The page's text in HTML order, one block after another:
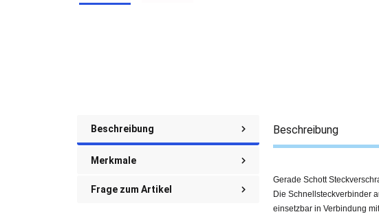
Beschreibung
Merkmale
Frage zum Artikel
Beschreibung
Gerade Schott
Die Schnellsteckverbinder
einsetzbar in Verbindung